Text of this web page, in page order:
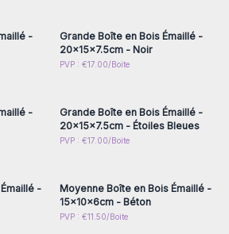
-
Grande Boîte en Bois Émaillé -
20x15x7.5cm - Noir
PVP : €17.00/Boite
-
Connectez-vous ou
Grande Boîte en Bois Émaillé -
20x15x7.5cm - Étoiles Bleues
PVP : €17.00/Boite
-
Connectez-vous ou
Moyenne Boîte en Bois Émaillé -
15x10x6cm - Béton
PVP : €11.50/Boite
Connectez-vous ou